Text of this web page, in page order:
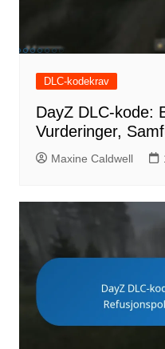
DLC-kodekrav
DayZ DLC-kode:
Vurderinger,
Maxine Caldwell